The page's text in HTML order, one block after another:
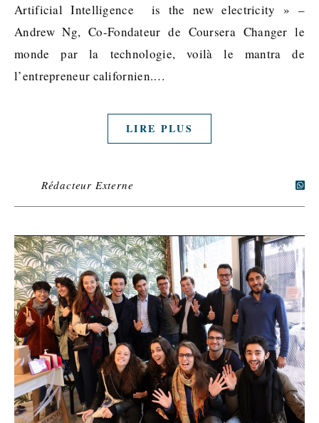
Artificial Intelligence is the new electricity » –
Andrew Ng, Co-Fondateur de Coursera Changer le
monde par la technologie, voilà le mantra de
l’entrepreneur californien.…
LIRE PLUS
Rédacteur Externe